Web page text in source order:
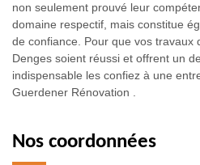
non seulement prouvé leur
domaine respectif, mais constitue
de confiance. Pour que vos travaux
Denges soient réussi et offrent un
indispensable les confiez à une
Guerdener Rénovation .
Nos coordonnées